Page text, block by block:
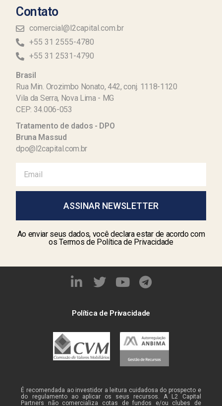
Contato
comercial@l2capital.com.br
+55 31 2555-4780
+55 31 2531-4790
Brasil
Rua Min. Orozimbo Nonato, 442, conj. 1118-1120
Vila da Serra, Nova Lima - MG
CEP: 34.006-053
Tratamento de dados - DPO
Bruna Massud
dpo@l2capital.com.br
ASSINAR NEWSLETTER
Ao enviar seus dados, você declara estar de acordo com
os Termos de Política de Privacidade
Política de Privacidade
É recomendada ao investidor a leitura cuidadosa do prospecto e
do regulamento ao aplicar os seus recursos. A L2 Capital
Partners não comercializa cotas de fundos e/ou clubes de